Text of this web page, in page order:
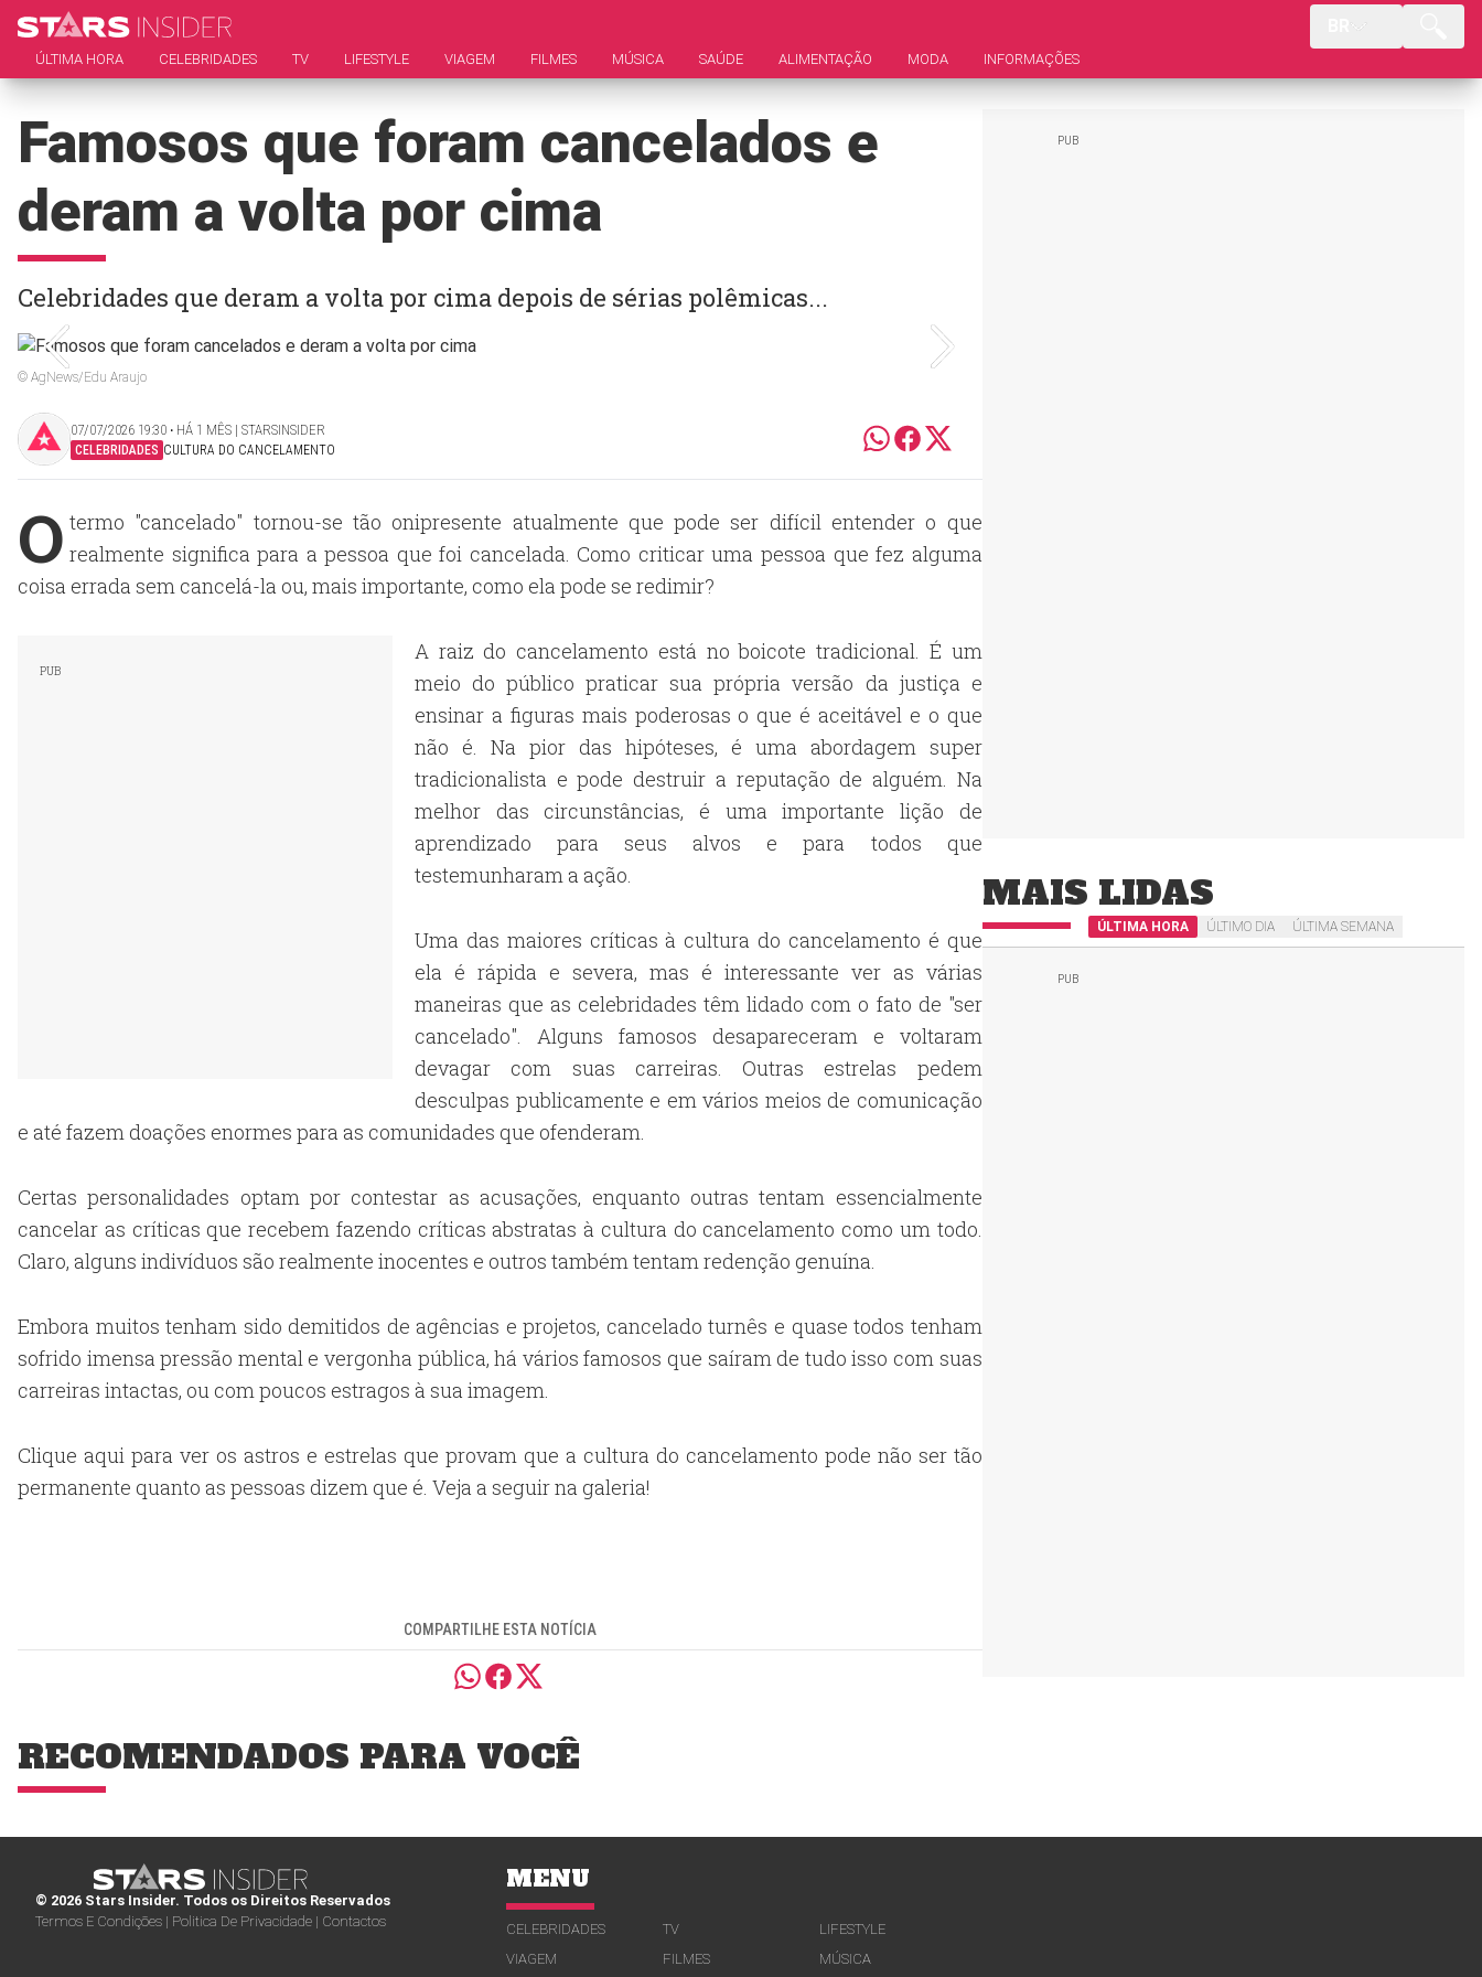
ÚLTIMA HORA CELEBRIDADES TV LIFESTYLE VIAGEM FILMES MÚSICA SAÚDE ALIMENTAÇÃO MODA INFORMAÇÕES
Famosos que foram cancelados e
deram a volta por cima
Celebridades que deram a volta por cima depois de sérias polêmicas...
© AgNews/Edu Araujo
07/07/2026 19:30 ‧ HÁ 1 MÊS | STARSINSIDER
CELEBRIDADES CULTURA DO CANCELAMENTO
O termo "cancelado" tornou-se tão onipresente atualmente que pode ser difícil entender o que
realmente significa para a pessoa que foi cancelada. Como criticar uma pessoa que fez alguma
coisa errada sem cancelá-la ou, mais importante, como ela pode se redimir?
A raiz do cancelamento está no boicote tradicional. É um
meio do público praticar sua própria versão da justiça e
ensinar a figuras mais poderosas o que é aceitável e o que
não é. Na pior das hipóteses, é uma abordagem super
tradicionalista e pode destruir a reputação de alguém. Na
melhor das circunstâncias, é uma importante lição de
aprendizado para seus alvos e para todos que
testemunharam a ação.
Uma das maiores críticas à cultura do cancelamento é que
ela é rápida e severa, mas é interessante ver as várias
maneiras que as celebridades têm lidado com o fato de "ser
cancelado". Alguns famosos desapareceram e voltaram
devagar com suas carreiras. Outras estrelas pedem
desculpas publicamente e em vários meios de comunicação
e até fazem doações enormes para as comunidades que ofenderam.
Certas personalidades optam por contestar as acusações, enquanto outras tentam essencialmente
cancelar as críticas que recebem fazendo críticas abstratas à cultura do cancelamento como um todo.
Claro, alguns indivíduos são realmente inocentes e outros também tentam redenção genuína.
Embora muitos tenham sido demitidos de agências e projetos, cancelado turnês e quase todos tenham
sofrido imensa pressão mental e vergonha pública, há vários famosos que saíram de tudo isso com suas
carreiras intactas, ou com poucos estragos à sua imagem.
Clique aqui para ver os astros e estrelas que provam que a cultura do cancelamento pode não ser tão
permanente quanto as pessoas dizem que é. Veja a seguir na galeria!
COMPARTILHE ESTA NOTÍCIA
RECOMENDADOS PARA VOCÊ
MAIS LIDAS
ÚLTIMA HORA ÚLTIMO DIA ÚLTIMA SEMANA
© 2026 Stars Insider. Todos os Direitos Reservados
Termos E Condições | Politica De Privacidade | Contactos
MENU
CELEBRIDADES TV
LIFESTYLE
VIAGEM
FILMES MÚSICA